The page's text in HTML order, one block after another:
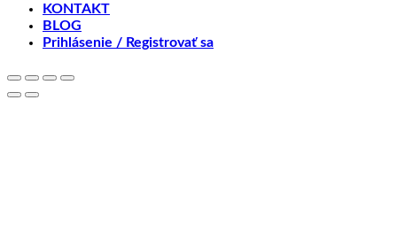
KONTAKT
BLOG
Prihlásenie / Registrovať sa